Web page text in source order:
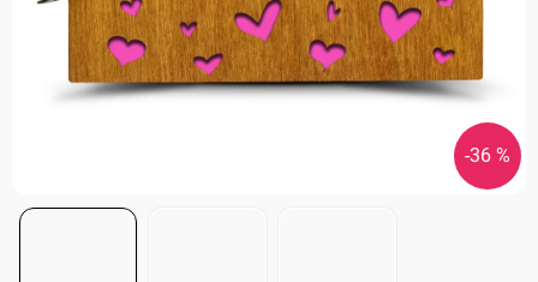
-36 %